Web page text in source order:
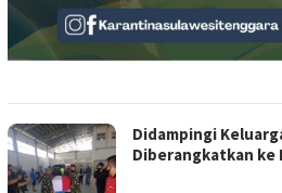
Didampingi
Diberangkatkan ke